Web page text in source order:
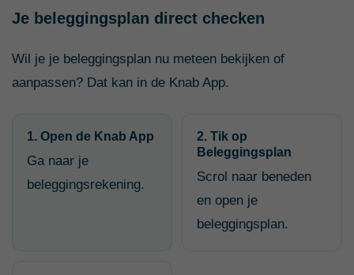
Je beleggingsplan direct checken
Wil je je beleggingsplan nu meteen bekijken of
aanpassen? Dat kan in de Knab App.
1. Open de Knab App
Ga naar je
beleggingsrekening.
2. Tik op
Beleggingsplan
Scrol naar beneden
en open je
beleggingsplan.